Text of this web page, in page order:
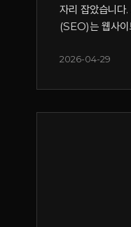
자리 잡았습니다
(SEO)는 웹사이
2026-04-29